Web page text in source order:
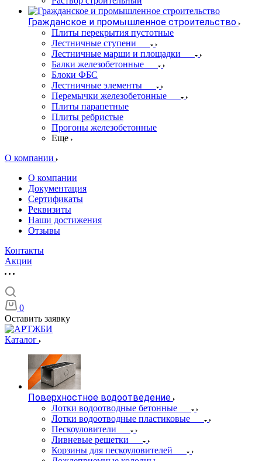
Гражданское и промышленное строительство
Плиты перекрытия пустотные
Лестничные ступени
Лестничные марши и площадки
Балки железобетонные
Блоки ФБС
Лестничные элементы
Перемычки железобетонные
Плиты парапетные
Плиты ребристые
Прогоны железобетонные
Еще
О компании
О компании
Документация
Сертификаты
Реквизиты
Наши достижения
Отзывы
Контакты
Акции
0
Оставить заявку
Каталог
Поверхностное водоотведение
Лотки водоотводные бетонные
Лотки водоотводные пластиковые
Пескоуловители
Ливневые решетки
Корзины для пескоуловителей